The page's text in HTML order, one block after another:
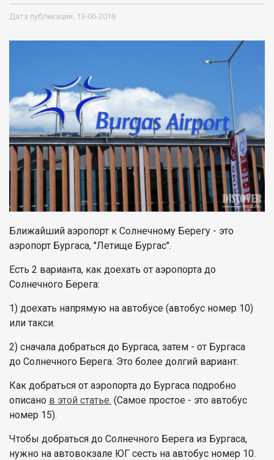
Дата публикации: 13-06-2018
Ближайший аэропорт к Солнечному Берегу - это
аэропорт Бургаса, "Летище Бургас".
Есть 2 варианта, как доехать от аэропорта до
Солнечного Берега:
1) доехать напрямую на автобусе (автобус номер 10)
или такси.
2) сначала добраться до Бургаса, затем - от Бургаса
до Солнечного Берега. Это более долгий вариант.
Как добраться от аэропорта до Бургаса подробно
описано в этой статье. (Самое простое - это автобус
номер 15).
Чтобы добраться до Солнечного Берега из Бургаса,
нужно на автовокзале ЮГ сесть на автобус номер 10.